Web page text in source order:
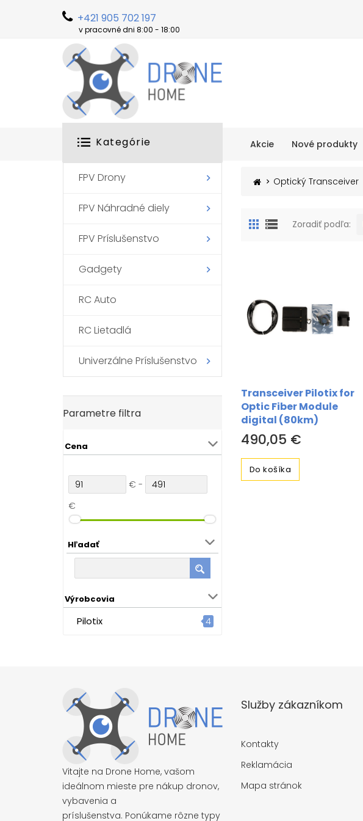
+421 905 702 197
v pracovné dni 8:00 - 18:00
Kategórie Akcie Nové produkty
FPV Drony
FPV Náhradné diely
FPV Príslušenstvo
Gadgety
RC Auto
RC Lietadlá
Univerzálne Príslušenstvo
Parametre filtra
Cena
€ -
€
Hľadať
Výrobcovia
Pilotix 4
Optický Transceiver
Zoradiť podľa:
Transceiver Pilotix for
Optic Fiber Module
digital (80km)
490,05 €
Do košíka
Vitajte na Drone Home, vašom
ideálnom mieste pre nákup dronov,
vybavenia a
príslušenstva. Ponúkame rôzne typy
Služby zákazníkom
Kontakty
Reklamácia
Mapa stránok